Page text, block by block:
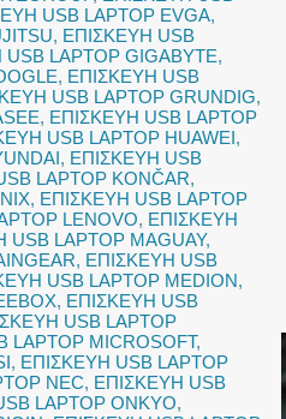
USB LAPTOP EVGA,
, ΕΠΙΣΚΕΥΗ USB
LAPTOP GIGABYTE,
, ΕΠΙΣΚΕΥΗ USB
USB LAPTOP GRUNDIG,
, ΕΠΙΣΚΕΥΗ USB LAPTOP
USB LAPTOP HUAWEI,
, ΕΠΙΣΚΕΥΗ USB
LAPTOP KONČAR,
, ΕΠΙΣΚΕΥΗ USB LAPTOP
LENOVO, ΕΠΙΣΚΕΥΗ
USB LAPTOP MAGUAY,
, ΕΠΙΣΚΕΥΗ USB
USB LAPTOP MEDION,
, ΕΠΙΣΚΕΥΗ USB
USB LAPTOP
LAPTOP MICROSOFT,
, ΕΠΙΣΚΕΥΗ USB LAPTOP
NEC, ΕΠΙΣΚΕΥΗ USB
LAPTOP ONKYO,